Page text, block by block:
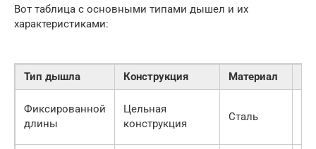
Вот таблица с основными типами дышел и их
характеристиками:
Тип дышла Конструкция Материал
Фиксированной
длины
Цельная
конструкция
Сталь